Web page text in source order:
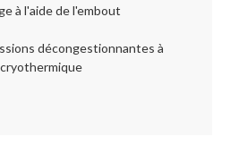
à l'aide de l'embout
décongestionnantes à